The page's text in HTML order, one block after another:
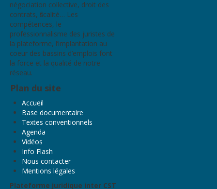
négociation collective, droit des
contrats, fiscalité… Les
compétences, le
professionnalisme des juristes de
la plateforme, l’implantation au
coeur des bassins d’emplois font
la force et la qualité de notre
réseau.
Plan du site
Accueil
Base documentaire
Textes conventionnels
Agenda
Vidéos
Info Flash
Nous contacter
Mentions légales
Plateforme juridique inter CST